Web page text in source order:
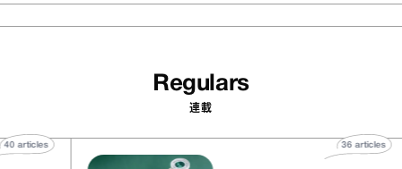
Regulars
連載
40articles 36